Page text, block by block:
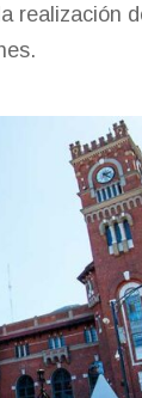
realización